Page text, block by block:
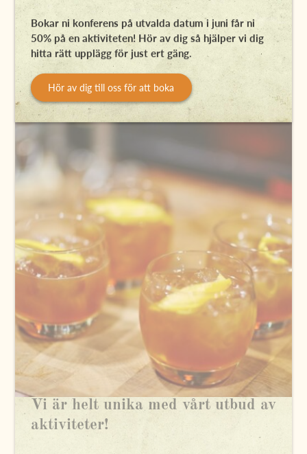
Bokar ni konferens på utvalda datum i juni får ni
50% på en aktiviteten! Hör av dig så hjälper vi dig
hitta rätt upplägg för just ert gäng.
Hör av dig till oss för att boka
Vi är helt unika med vårt utbud av
aktiviteter!